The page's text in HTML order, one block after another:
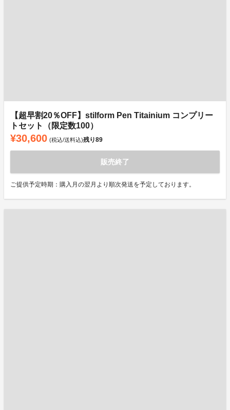
【超早割20％OFF】stilform Pen Titainium コンプリー
トセット（限定数100）
¥30,600 (税込/送料込)残り89
販売終了
ご提供予定時期：購入月の翌月より順次発送を予定しております。